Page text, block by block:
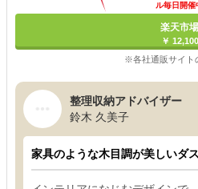
ル毎日開催
楽天市場
￥ 12,100
※各社通販サイト
整理収納アドバイザー
鈴木 久美子
家具のような木目調が美しいダ